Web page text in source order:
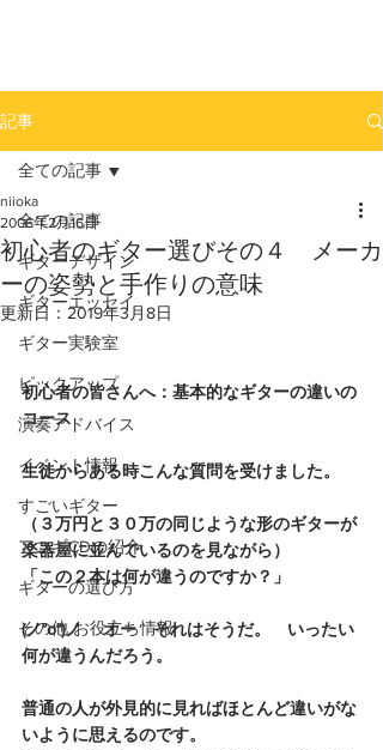
記事
全ての記事
ギターデザイン
ギターエッセイ
ギター実験室
ピックアップ
演奏アドバイス
イベント情報
すごいギター
アコギCDの紹介
ギターの選び方
その他 お役立ち情報
全ての記事
初心者のギター選びその４ メーカ
ーの姿勢と手作りの意味
niioka
2006年2月16日
更新日： 2019年3月8日
初心者の皆さんへ：基本的なギターの違いの
コース
生徒からある時こんな質問を受けました。
（３万円と３０万の同じような形のギターが
楽器屋に並んでいるのを見ながら）
「この２本は何が違うのですか？」
(ノ°ο°)ノ 　オー　それはそうだ。　いったい
何が違うんだろう。
普通の人が外見的に見ればほとんど違いがな
いように思えるのです。